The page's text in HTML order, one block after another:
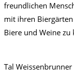
freundlichen
mit ihren
Biere und Weine zu
Tal